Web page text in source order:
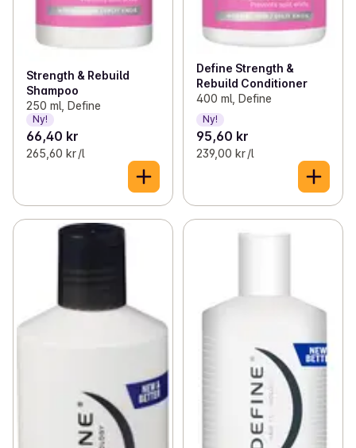
Strength & Rebuild
Shampoo
250 ml, Define
Ny!
66,40 kr
265,60 kr /l
Define Strength &
Rebuild Conditioner
400 ml, Define
Ny!
95,60 kr
239,00 kr /l